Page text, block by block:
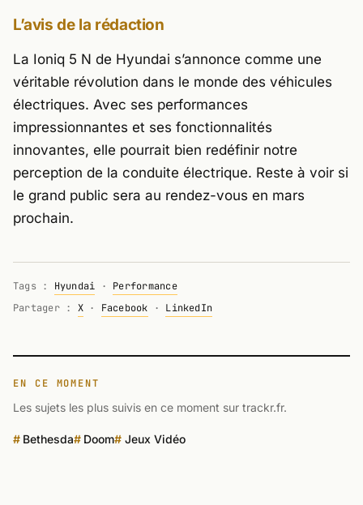
L’avis de la rédaction
La Ioniq 5 N de Hyundai s’annonce comme une
véritable révolution dans le monde des véhicules
électriques. Avec ses performances
impressionnantes et ses fonctionnalités
innovantes, elle pourrait bien redéfinir notre
perception de la conduite électrique. Reste à voir si
le grand public sera au rendez-vous en mars
prochain.
Tags : Hyundai · Performance
Partager : X· Facebook · LinkedIn
EN CE MOMENT
Les sujets les plus suivis en ce moment sur trackr.fr.
Bethesda Doom Jeux Vidéo